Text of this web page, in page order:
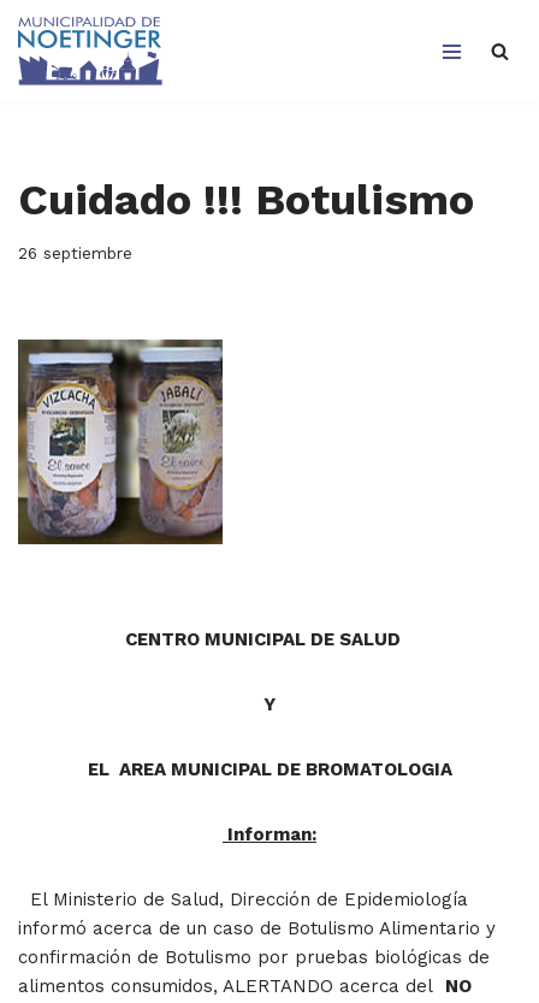
Saltar
Cuidado !!! Botulismo
26 septiembre
CENTRO MUNICIPAL DE SALUD
Y
EL AREA MUNICIPAL DE BROMATOLOGIA
Informan:
El Ministerio de Salud, Dirección de Epidemiología
informó acerca de un caso de Botulismo Alimentario y
confirmación de Botulismo por pruebas biológicas de
alimentos consumidos, ALERTANDO acerca del NO